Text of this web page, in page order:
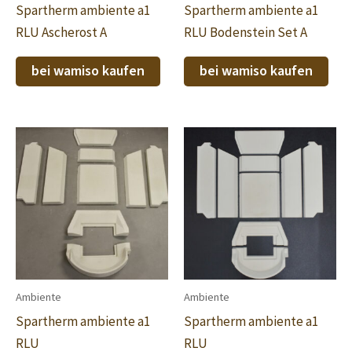
Spartherm ambiente a1
RLU Ascherost A
bei wamiso kaufen
Spartherm ambiente a1
RLU Bodenstein Set A
bei wamiso kaufen
Ambiente
Spartherm ambiente a1
RLU
Ambiente
Spartherm ambiente a1
RLU